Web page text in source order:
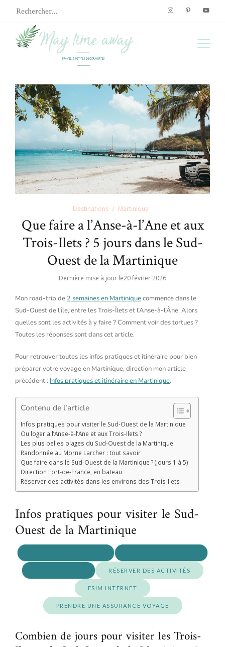
Destinations Martinique
Que faire a l’Anse-à-l’Ane et aux
Trois-Ilets ? 5 jours dans le Sud-
Ouest de la Martinique
Dernière mise à jour le20 février 2026
Mon road-trip de 2 semaines en Martiniquecommence dans le
Sud-Ouest de l’île, entre les Trois-Îlets et l’Anse-à-l’Âne. Alors
quelles sont les activités à y faire ? Comment voir des tortues ?
Toutes les réponses sont dans cet article.
Pour retrouver toutes les infos pratiques et itinéraire pour bien
préparer votre voyage en Martinique, direction mon article
précédent : Infos pratiques et itinéraire en Martinique.
Contenu de l'article
Infos pratiques pour visiter le Sud-Ouest de la Martinique
Ou loger a l’Anse-à-l’Ane et aux Trois-Ilets ?
Les plus belles plages du Sud-Ouest de la Martinique
Randonnée au Morne Larcher : tout savoir
Que faire dans le Sud-Ouest de la Martinique ? (jours 1 à 5)
Direction Fort-de-France, en bateau
Réserver des activités dans les environs des Trois-Ilets
Infos pratiques pour visiter le Sud-
Ouest de la Martinique
RÉSERVER DES ACTIVITÉS
ESIM INTERNET
PRENDRE UNE ASSURANCE VOYAGE
Combien de jours pour visiter les Trois-